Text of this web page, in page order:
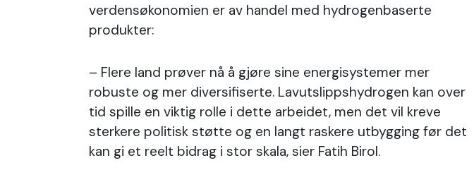
verdensøkonomien er av handel med hydrogenbaserte
produkter:
– Flere land prøver nå å gjøre sine energisystemer mer
robuste og mer diversifiserte. Lavutslippshydrogen kan over
tid spille en viktig rolle i dette arbeidet, men det vil kreve
sterkere politisk støtte og en langt raskere utbygging før det
kan gi et reelt bidrag i stor skala, sier Fatih Birol.